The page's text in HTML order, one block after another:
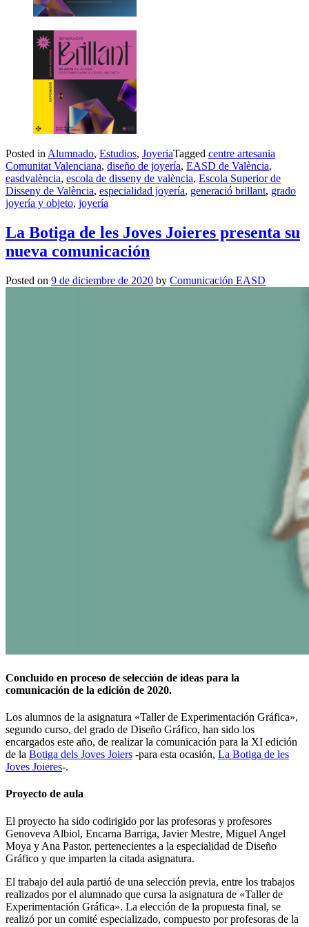
Posted in Alumnado, Estudios, JoyeriaTagged centre artesania
Comunitat Valenciana, diseño de joyería, EASD de València,
easdvalència, escola de disseny de valència, Escola Superior de
Disseny de València, especialidad joyería, generació brillant, grado
joyería y objeto, joyería
La Botiga de les Joves Joieres presenta su
nueva comunicación
Posted on 9 de diciembre de 2020 by Comunicación EASD
Concluido en proceso de selección de ideas para la
comunicación de la edición de 2020.
Los alumnos de la asignatura «Taller de Experimentación Gráfica»,
segundo curso, del grado de Diseño Gráfico, han sido los
encargados este año, de realizar la comunicación para la XI edición
de la Botiga dels Joves Joiers -para esta ocasión, La Botiga de les
Joves Joieres-.
Proyecto de aula
El proyecto ha sido codirigido por las profesoras y profesores
Genoveva Albiol, Encarna Barriga, Javier Mestre, Miguel Angel
Moya y Ana Pastor, pertenecientes a la especialidad de Diseño
Gráfico y que imparten la citada asignatura.
El trabajo del aula partió de una selección previa, entre los trabajos
realizados por el alumnado que cursa la asignatura de «Taller de
Experimentación Gráfica». La elección de la propuesta final, se
realizó por un comité especializado, compuesto por profesoras de la